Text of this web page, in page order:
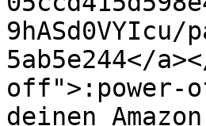
9hASd0VYIcu/
5ab5e244</
off">:power-
deinen